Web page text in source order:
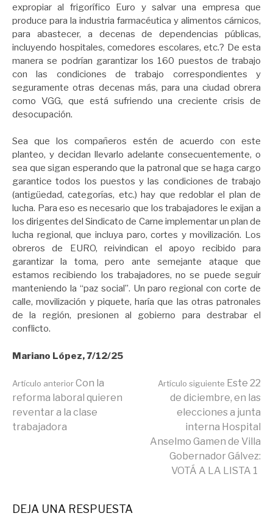
expropiar al frigorífico Euro y salvar una empresa que
produce para la industria farmacéutica y alimentos cárnicos,
para abastecer, a decenas de dependencias públicas,
incluyendo hospitales, comedores escolares, etc.? De esta
manera se podrían garantizar los 160 puestos de trabajo
con las condiciones de trabajo correspondientes y
seguramente otras decenas más, para una ciudad obrera
como VGG, que está sufriendo una creciente crisis de
desocupación.
Sea que los compañeros estén de acuerdo con este
planteo, y decidan llevarlo adelante consecuentemente, o
sea que sigan esperando que la patronal que se haga cargo
garantice todos los puestos y las condiciones de trabajo
(antigüedad, categorías, etc.) hay que redoblar el plan de
lucha. Para eso es necesario que los trabajadores le exijan a
los dirigentes del Sindicato de Carne implementar un plan de
lucha regional, que incluya paro, cortes y movilización. Los
obreros de EURO, reivindican el apoyo recibido para
garantizar la toma, pero ante semejante ataque que
estamos recibiendo los trabajadores, no se puede seguir
manteniendo la “paz social”. Un paro regional con corte de
calle, movilización y piquete, haría que las otras patronales
de la región, presionen al gobierno para destrabar el
conflicto.
Mariano López, 7/12/25
Seguir
leyendo
Artículo anteriorCon la
reforma laboral quieren
reventar a la clase
trabajadora
Artículo siguiente Este 22
de diciembre, en las
elecciones a junta
interna Hospital
Anselmo Gamen de Villa
Gobernador Gálvez:
VOTÁ A LA LISTA 1
DEJA UNA RESPUESTA